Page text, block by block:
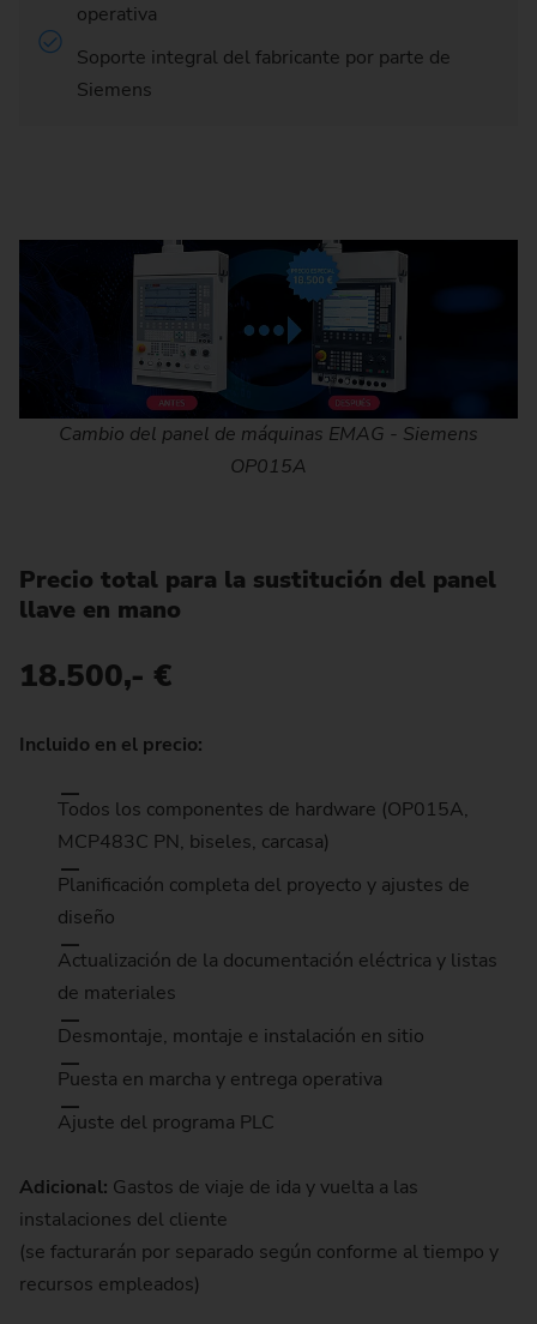
operativa
Soporte integral del fabricante por parte de
Siemens
Cambio del panel de máquinas EMAG - Siemens
OP015A
Precio total para la sustitución del panel
llave en mano
18.500,- €
Incluido en el precio:
Todos los componentes de hardware (OP015A,
MCP483C PN, biseles, carcasa)
Planificación completa del proyecto y ajustes de
diseño
Actualización de la documentación eléctrica y listas
de materiales
Desmontaje, montaje e instalación en sitio
Puesta en marcha y entrega operativa
Ajuste del programa PLC
Adicional: Gastos de viaje de ida y vuelta a las
instalaciones del cliente
(se facturarán por separado según conforme al tiempo y
recursos empleados)